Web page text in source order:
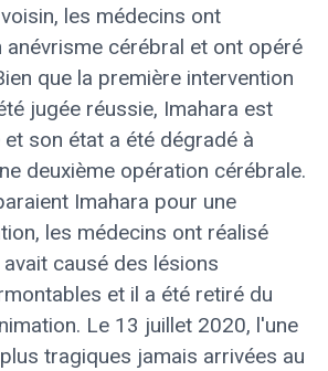
les médecins ont
anévrisme cérébral et ont opéré
que la première intervention
jugée réussie, Imahara est
son état a été dégradé à
deuxième opération cérébrale.
Imahara pour une
les médecins ont réalisé
causé des lésions
et il a été retiré du
Le 13 juillet 2020, l'une
tragiques jamais arrivées au